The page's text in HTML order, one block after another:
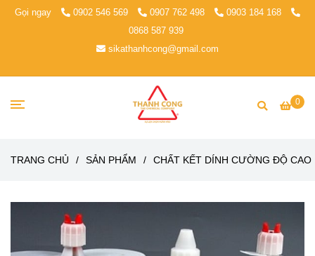
Gọi ngay 0902 546 569 0907 762 498
0903 184 168
0868 587 939
sikathanhcong@gmail.com
0
TRANG CHỦ / SẢN PHẨM / CHẤT KẾT DÍNH CƯỜNG ĐỘ CAO